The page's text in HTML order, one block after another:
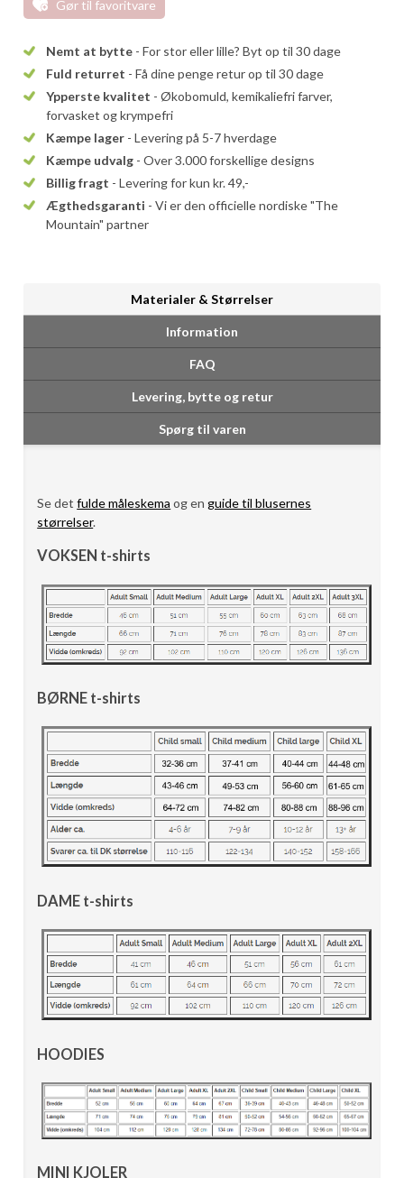
Gør til favoritvare
Nemt at bytte - For stor eller lille? Byt op til 30 dage
Fuld returret - Få dine penge retur op til 30 dage
Ypperste kvalitet - Økobomuld, kemikaliefri farver,
forvasket og krympefri
Kæmpe lager - Levering på 5-7 hverdage
Kæmpe udvalg - Over 3.000 forskellige designs
Billig fragt - Levering for kun kr. 49,-
Ægthedsgaranti - Vi er den officielle nordiske "The
Mountain" partner
Materialer & Størrelser
Information
FAQ
Levering, bytte og retur
Spørg til varen
Se detfulde måleskema og enguide til blusernes
størrelser.
VOKSEN t-shirts
BØRNE t-shirts
DAME t-shirts
HOODIES
MINI KJOLER